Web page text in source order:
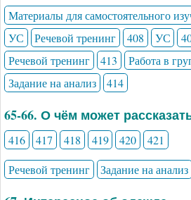
Материалы для самостоятельного
УС
Речевой тренинг 408 УС
Речевой тренинг
413
Работа в
Задание на анализ
414
65-66. О чём может
416 417 418 419 420
421
Речевой тренинг
Задание на анализ